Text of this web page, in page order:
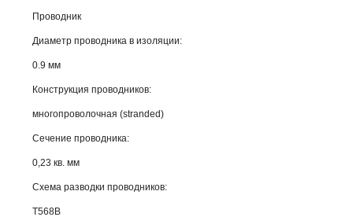
Проводник
Диаметр проводника в изоляции:
0.9 мм
Конструкция проводников:
многопроволочная (stranded)
Сечение проводника:
0,23 кв. мм
Схема разводки проводников:
T568B